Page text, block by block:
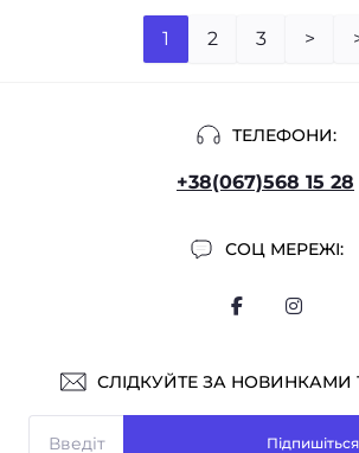
1 2 3 >
ТЕЛЕФОНИ:
+38(067)568 15 28
СОЦ МЕРЕЖІ:
СЛІДКУЙТЕ ЗА НОВИНКАМИ
Підпишіться